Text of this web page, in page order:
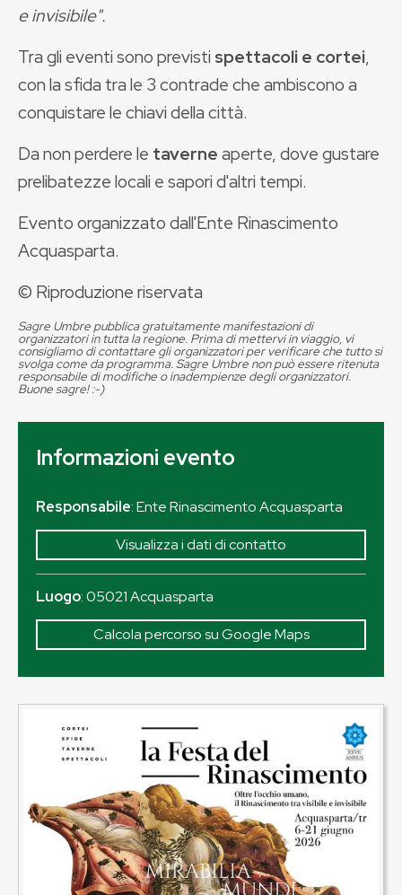
e invisibile".
Tra gli eventi sono previsti spettacoli e cortei,
con la sfida tra le 3 contrade che ambiscono a
conquistare le chiavi della città.
Da non perdere le taverneaperte, dove gustare
prelibatezze locali e sapori d'altri tempi.
Evento organizzato dall'Ente Rinascimento
Acquasparta.
© Riproduzione riservata
Sagre Umbre pubblica gratuitamente manifestazioni di
organizzatori in tutta la regione. Prima di mettervi in viaggio, vi
consigliamo di contattare gli organizzatori per verificare che tutto si
svolga come da programma. Sagre Umbre non può essere ritenuta
responsabile di modifiche o inadempienze degli organizzatori.
Buone sagre! :-)
Informazioni evento
Responsabile: Ente Rinascimento Acquasparta
Visualizza i dati di contatto
Luogo:05021Acquasparta
Calcola percorso su Google Maps